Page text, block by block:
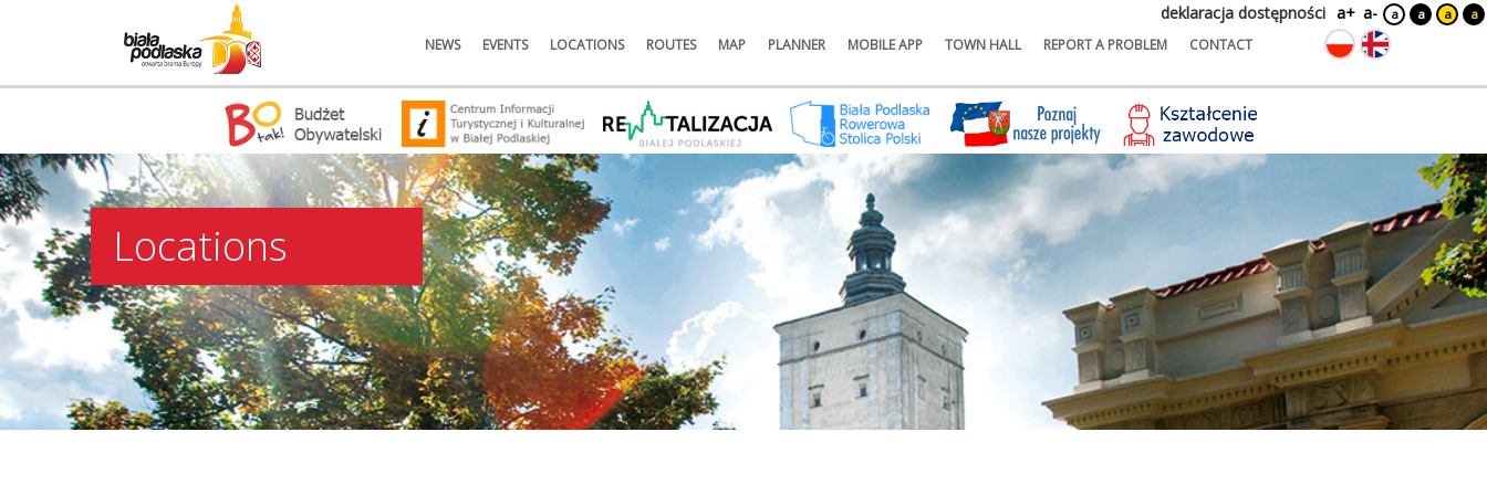
NEWS EVENTS LOCATIONS ROUTES MAP PLANNER MOBILE APP TOWN HALL REPORT A PROBLEM CONTACT
deklaracja dostępności a+ a- a a a a
Locations